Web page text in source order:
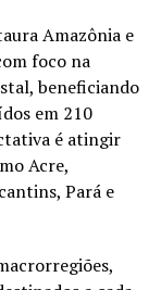
Amazônia e
foco na
beneficiando
em 210
é atingir
Acre,
Pará e